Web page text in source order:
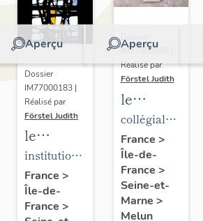
Aperçu
Dossier
IM77000183 |
Réalisé par
Förstel Judith
le
mobilier
de
l'Institution
Saint-
institution
Saint-
Aspais
France >
Île-de-
France >
Aperçu
IM77000085 |
Réalisé par
Förstel Judith
le
mobilier
de la
collégiale
Notre-
Dame
collégiale
Notre-
Dame
France >
Île-de-
France >
Seine-et-
Marne >
Melun